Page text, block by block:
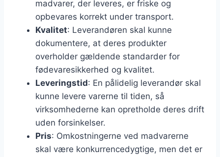
madvarer, der leveres, er friske og
opbevares korrekt under transport.
Kvalitet: Leverandøren skal kunne
dokumentere, at deres produkter
overholder gældende standarder for
fødevaresikkerhed og kvalitet.
Leveringstid: En pålidelig leverandør skal
kunne levere varerne til tiden, så
virksomhederne kan opretholde deres drift
uden forsinkelser.
Pris: Omkostningerne ved madvarerne
skal være konkurrencedygtige, men det er